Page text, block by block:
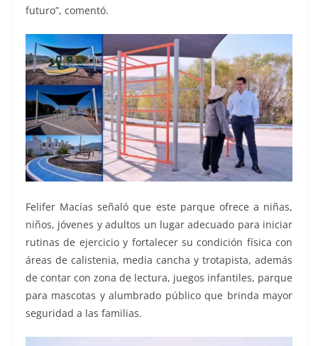
futuro”, comentó.
Felifer Macías señaló que este parque ofrece a niñas,
niños, jóvenes y adultos un lugar adecuado para iniciar
rutinas de ejercicio y fortalecer su condición física con
áreas de calistenia, media cancha y trotapista, además
de contar con zona de lectura, juegos infantiles, parque
para mascotas y alumbrado público que brinda mayor
seguridad a las familias.